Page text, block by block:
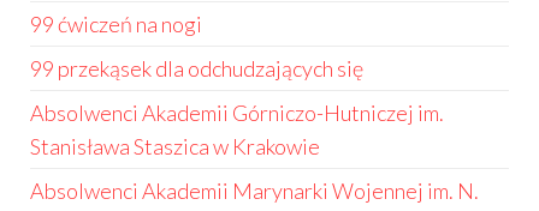
99 ćwiczeń na nogi
99 przekąsek dla odchudzających się
Absolwenci Akademii Górniczo-Hutniczej im.
Stanisława Staszica w Krakowie
Absolwenci Akademii Marynarki Wojennej im. N.